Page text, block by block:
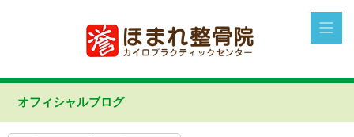
オフィシャルブログ